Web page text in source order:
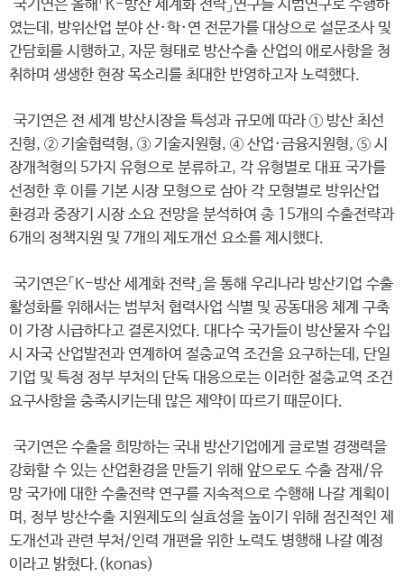
국기연은 올해「K-방산 세계화 전략」연구를 시범연구로 수행하
였는데, 방위산업 분야 산·학·연 전문가를 대상으로 설문조사 및
간담회를 시행하고, 자문 형태로 방산수출 산업의 애로사항을 청
취하며 생생한 현장 목소리를 최대한 반영하고자 노력했다.
국기연은 전 세계 방산시장을 특성과 규모에 따라 ① 방산 최선
진형, ② 기술협력형, ③ 기술지원형, ④ 산업·금융지원형, ⑤ 시
장개척형의 5가지 유형으로 분류하고, 각 유형별로 대표 국가를
선정한 후 이를 기본 시장 모형으로 삼아 각 모형별로 방위산업
환경과 중장기 시장 소요 전망을 분석하여 총 15개의 수출전략과
6개의 정책지원 및 7개의 제도개선 요소를 제시했다.
국기연은「K-방산 세계화 전략」을 통해 우리나라 방산기업 수출
활성화를 위해서는 범부처 협력사업 식별 및 공동대응 체계 구축
이 가장 시급하다고 결론지었다. 대다수 국가들이 방산물자 수입
시 자국 산업발전과 연계하여 절충교역 조건을 요구하는데, 단일
기업 및 특정 정부 부처의 단독 대응으로는 이러한 절충교역 조건
요구사항을 충족시키는데 많은 제약이 따르기 때문이다.
국기연은 수출을 희망하는 국내 방산기업에게 글로벌 경쟁력을
강화할 수 있는 산업환경을 만들기 위해 앞으로도 수출 잠재/유
망 국가에 대한 수출전략 연구를 지속적으로 수행해 나갈 계획이
며, 정부 방산수출 지원제도의 실효성을 높이기 위해 점진적인 제
도개선과 관련 부처/인력 개편을 위한 노력도 병행해 나갈 예정
이라고 밝혔다.(konas)